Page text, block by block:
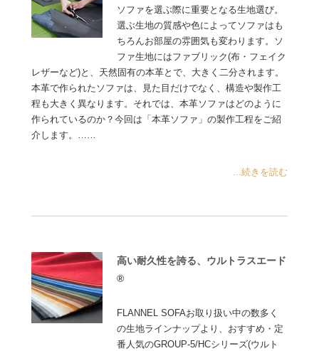
ソファを選ぶ際に重要となる生地選び。
選ぶ生地の質感や色によってソファはも
ちろんお部屋の雰囲気も変わります。ソ
ファ生地にはファブリック(布・フェイク
レザーなど)と、天然固有の本革とで、大きく二分されます。
本革で作られたソファは、見た目だけでなく、構造や製作工
程も大きく異なります。それでは、本革ソファはどのように
作られているのか？今回は「本革ソファ」の製作工程をご紹
介します。……
...続きを読む
高い耐久性を誇る、ウルトラスエード
®
FLANNEL SOFAお取り扱い中の数多く
の生地ラインナップより、おすすめ・定
番人気のGROUP-5/HCシリーズ(ウルト